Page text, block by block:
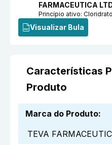
FARMACEUTICA
Princípio ativo:
Visualizar Bula
Características
Produto
Marca do Produto:
TEVA